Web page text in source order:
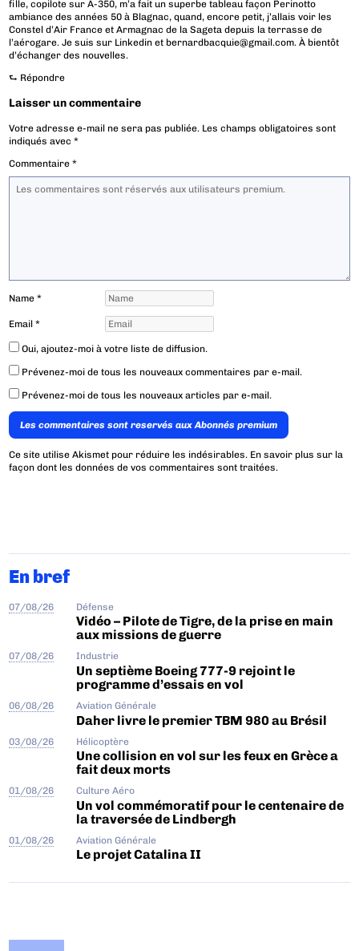
fille, copilote sur A-350, m’a fait un superbe tableau façon Perinotto
ambiance des années 50 à Blagnac, quand, encore petit, j’allais voir les
Constel d’Air France et Armagnac de la Sageta depuis la terrasse de
l’aérogare. Je suis sur Linkedin et bernardbacquie@gmail.com. À bientôt
d’échanger des nouvelles.
⮑ Répondre
Laisser un commentaire
Votre adresse e-mail ne sera pas publiée. Les champs obligatoires sont
indiqués avec*
Commentaire*
Name*
Email*
Oui, ajoutez-moi à votre liste de diffusion.
Prévenez-moi de tous les nouveaux commentaires par e-mail.
Prévenez-moi de tous les nouveaux articles par e-mail.
Les commentaires sont reservés aux Abonnés premium
Ce site utilise Akismet pour réduire les indésirables. En savoir plus sur la
façon dont les données de vos commentaires sont traitées.
En bref
07/08/26 Défense
Vidéo – Pilote de Tigre, de la prise en main
aux missions de guerre
07/08/26 Industrie
Un septième Boeing 777-9 rejoint le
programme d’essais en vol
06/08/26 Aviation Générale
Daher livre le premier TBM 980 au Brésil
03/08/26 Hélicoptère
Une collision en vol sur les feux en Grèce a
fait deux morts
01/08/26 Culture Aéro
Un vol commémoratif pour le centenaire de
la traversée de Lindbergh
01/08/26 Aviation Générale
Le projet Catalina II